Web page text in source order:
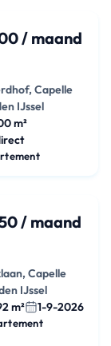
/ maand
Capelle
IJssel
m²
/ maand
Capelle
IJssel
m² 1-9-2026